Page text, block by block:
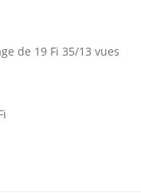
de 19 Fi 35/13 vues